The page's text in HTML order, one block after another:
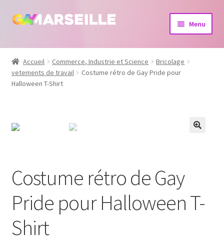
Aller
navigation
Aller
Menu
Boutique
Bijoux
Dvd
Accueil Commerce, Industrie et Science
Bricolage
vetements de travail
Costume rétro de Gay Pride pour
Halloween T-Shirt
Costume rétro de Gay
Pride pour Halloween T-
Shirt